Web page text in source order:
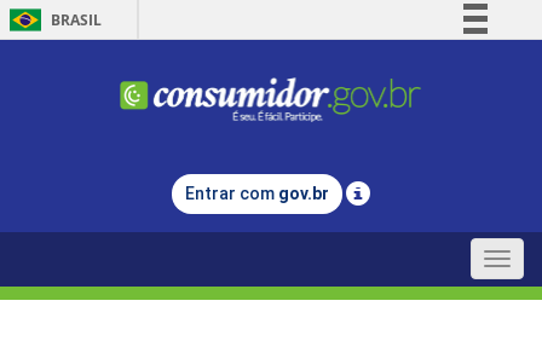
BRASIL
Comunica BR
Legislação
Entrar com gov.br
Toggle